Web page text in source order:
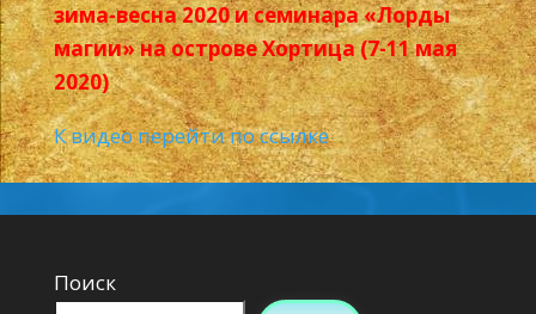
зима-весна 2020 и семинара «Лорды
магии» на острове Хортица (7-11 мая
2020)
К видео перейти по ссылке
Поиск